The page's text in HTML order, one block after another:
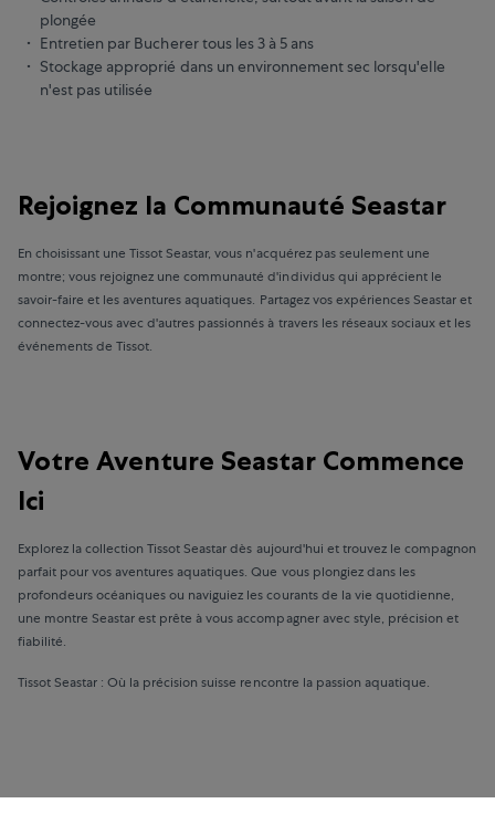
plongée
Entretien par Bucherer tous les 3 à 5 ans
Stockage approprié dans un environnement sec lorsqu'elle
n'est pas utilisée
Rejoignez la Communauté Seastar
En choisissant une Tissot Seastar, vous n'acquérez pas seulement une
montre; vous rejoignez une communauté d'individus qui apprécient le
savoir-faire et les aventures aquatiques. Partagez vos expériences Seastar et
connectez-vous avec d'autres passionnés à travers les réseaux sociaux et les
événements de Tissot.
Votre Aventure Seastar Commence
Ici
Explorez la collection Tissot Seastar dès aujourd'hui et trouvez le compagnon
parfait pour vos aventures aquatiques. Que vous plongiez dans les
profondeurs océaniques ou naviguiez les courants de la vie quotidienne,
une montre Seastar est prête à vous accompagner avec style, précision et
fiabilité.
Tissot Seastar : Où la précision suisse rencontre la passion aquatique.